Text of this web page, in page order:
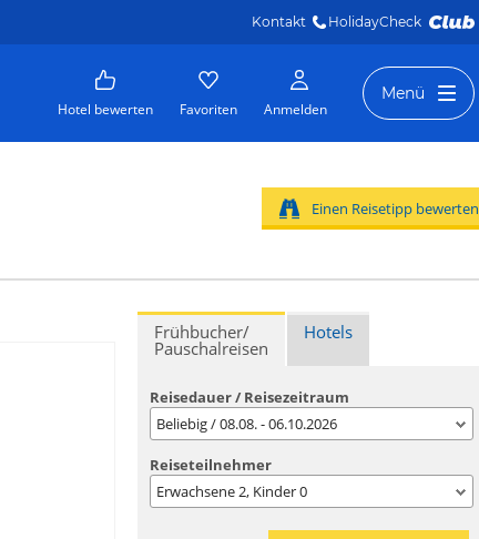
Kontakt HolidayCheck
Hotel bewerten Favoriten Anmelden
Menü
Einen Reisetipp bewerten
Frühbucher/
Pauschalreisen
Hotels
Reisedauer / Reisezeitraum
Beliebig / 08.08. - 06.10.2026
Reiseteilnehmer
Erwachsene2, Kinder0